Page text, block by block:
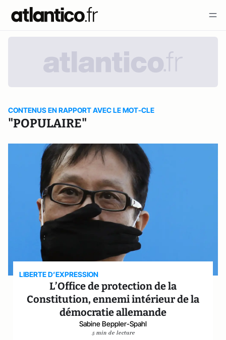
CONTENUS EN RAPPORT AVEC LE MOT-CLE
"POPULAIRE"
LIBERTE D’EXPRESSION
L’Office de protection de la
Constitution, ennemi intérieur de la
démocratie allemande
Sabine Beppler-Spahl
5 min de lecture